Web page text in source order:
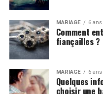
MARIAGE 6
Comment
fiançailles ?
MARIAGE 6
Quelques
choisir une